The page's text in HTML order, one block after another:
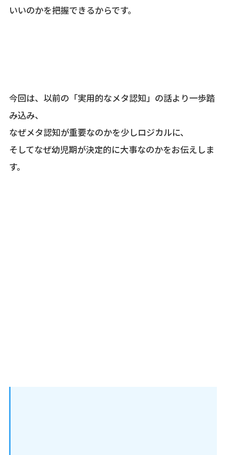
いいのかを把握できるからです。
今回は、以前の「実用的なメタ認知」の話より一歩踏
み込み、
なぜメタ認知が重要なのかを少しロジカルに、
そしてなぜ幼児期が決定的に大事なのかをお伝えしま
す。